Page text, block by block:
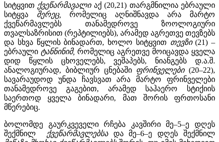
სიტყვით ქვეწარმავალიაქ (20,21) თარგმნილია ებრაული
სიტყვა შერეც,
რომელიც აღნიშნავდა არა მარტო
ქვეწარმავლებს თანამედროვე ზოოლოგიური
თვალსაზრისით (რეპტილიებს), არამედ აგრეთვე თევზებს
და სხვა წყლის ბინადართ, ხოლო სიტყვით თევზი(21) –
ებრაული ტანნინიმ, რომელიც აგრეთვე მოიცავდა ყველა
დიდ წყლის ცხოველებს, ვეშაპებს, ნიანგებს დ.ა.შ.
ანალოგიურად, ბიბლიურ ცნებაში ფრინველები (20–22),
სავარაუდოდ უნდა ჩავსვათ არა მარტო ფრინველები
თანამედროვე გაგებით, არამედ საჰაერო სტიქიის
საერთოდ ყველა ბინადარი, მათ შორის ფრთოსანი
მწერებიც.
ბოლომდე გაურკვეველი რჩება კავშირი მე–5–ე დღეს
შექმნილ ქვეწარმავლებსადა მე–6–ე დღეს შექმნილ